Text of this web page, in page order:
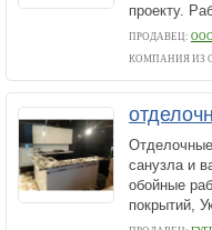
проекту.
ПРОДАВЕЦ:
КОМПАНИЯ ИЗ
санузла и
обойные
покрытий,